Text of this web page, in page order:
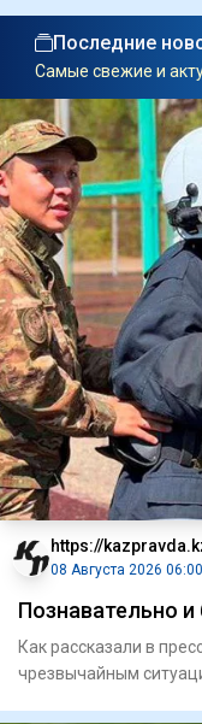
Последние
Самые свежие и
https://
08 Августа 2026 06:00
Познавательно и
Как рассказали в
чрезвычайным